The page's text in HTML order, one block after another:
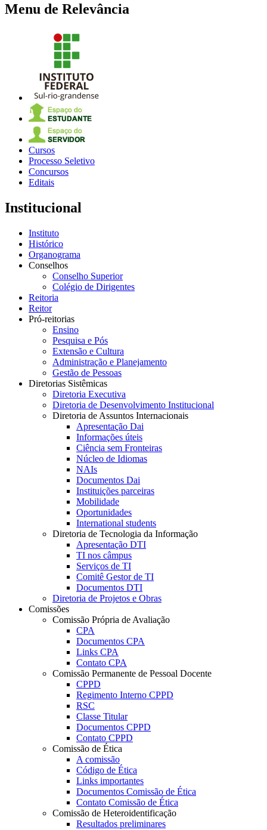
Menu de Relevância
Cursos
Processo Seletivo
Concursos
Editais
Institucional
Instituto
Histórico
Organograma
Conselhos
Conselho Superior
Colégio de Dirigentes
Reitoria
Reitor
Pró-reitorias
Ensino
Pesquisa e Pós
Extensão e Cultura
Administração e Planejamento
Gestão de Pessoas
Diretorias Sistêmicas
Diretoria Executiva
Diretoria de Desenvolvimento Institucional
Diretoria de Assuntos Internacionais
Apresentação Dai
Informações úteis
Ciência sem Fronteiras
Núcleo de Idiomas
NAIs
Documentos Dai
Instituições parceiras
Mobilidade
Oportunidades
International students
Diretoria de Tecnologia da Informação
Apresentação DTI
TI nos câmpus
Serviços de TI
Comitê Gestor de TI
Documentos DTI
Diretoria de Projetos e Obras
Comissões
Comissão Própria de Avaliação
CPA
Documentos CPA
Links CPA
Contato CPA
Comissão Permanente de Pessoal Docente
CPPD
Regimento Interno CPPD
RSC
Classe Titular
Documentos CPPD
Contato CPPD
Comissão de Ética
A comissão
Código de Ética
Links importantes
Documentos Comissão de Ética
Contato Comissão de Ética
Comissão de Heteroidentificação
Resultados preliminares